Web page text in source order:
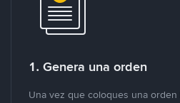
1. Genera una orden
Una vez que coloques una